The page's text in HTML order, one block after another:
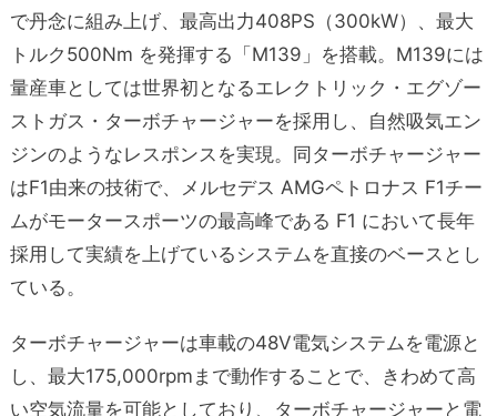
で丹念に組み上げ、最高出力408PS（300kW）、最大
トルク500Nm を発揮する「M139」を搭載。M139には
量産車としては世界初となるエレクトリック・エグゾー
ストガス・ターボチャージャーを採用し、自然吸気エン
ジンのようなレスポンスを実現。同ターボチャージャー
はF1由来の技術で、メルセデス AMGペトロナス F1チー
ムがモータースポーツの最高峰である F1 において長年
採用して実績を上げているシステムを直接のベースとし
ている。
ターボチャージャーは車載の48V電気システムを電源と
し、最大175,000rpmまで動作することで、きわめて高
い空気流量を可能としており、ターボチャージャーと電